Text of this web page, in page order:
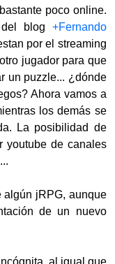
poco online.
blog +Fernando
por el streaming
jugador para que
un puzzle... ¿dónde
Ahora vamos a
los demás se
La posibilidad de
youtube de canales
algún jRPG, aunque
de un nuevo
al igual que